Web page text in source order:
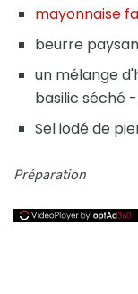
mayonnaise
beurre
un mélange
basilic séché
Sel iodé de
Préparation